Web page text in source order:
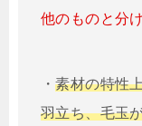
他のものと分
・素材の特性
羽立ち、毛玉